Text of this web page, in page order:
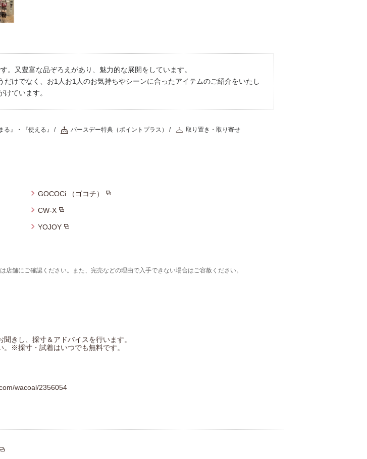
くあるご質問
又豊富な品ぞろえがあり、魅力的な展開をしています。
けでなく、お1人お1人のお気持ちやシーンに合ったアイテムのご紹介をいたし
ています。
る』・『使える』 バースデー特典（ポイントプラス） 取り置き・取り寄せ
GOCOCi （ゴコチ）
CW-X
YOJOY
舗にご確認ください。また、完売などの理由で入手できない場合はご容赦ください。
きし、採寸＆アドバイスを行います。
※採寸・試着はいつでも無料です。
wacoal/2356054